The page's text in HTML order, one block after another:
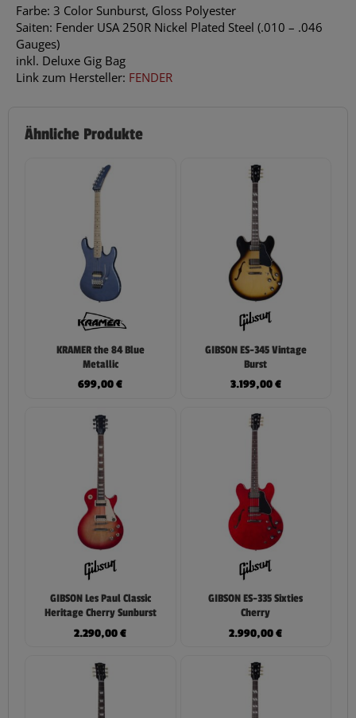
Farbe: 3 Color Sunburst, Gloss Polyester
Saiten: Fender USA 250R Nickel Plated Steel (.010 – .046
Gauges)
inkl. Deluxe Gig Bag
Link zum Hersteller: FENDER
Ähnliche Produkte
KRAMER the 84 Blue
Metallic
699,00€
GIBSON ES-345 Vintage
Burst
3.199,00€
GIBSON Les Paul Classic
Heritage Cherry Sunburst
2.290,00€
GIBSON ES-335 Sixties
Cherry
2.990,00€